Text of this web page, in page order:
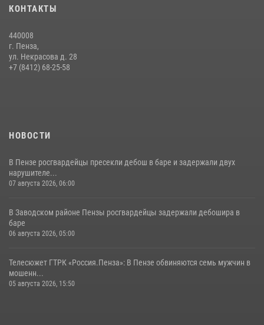
сборов «Гвардеец» с вооружением и техникой Росгвардии
Начальник Управления Росгвардии по Пензенской области Павел
Пучков посетил 55-й Всероссийский Лермонтовский праздник
КОНТАКТЫ
440008
г. Пенза,
ул. Некрасова д. 28
+7 (8412) 68-25-58
НОВОСТИ
В Пензе росгвардейцы пресекли дебош в баре и задержали двух
нарушителе...
07 августа 2026, 06:00
В Заводском районе Пензы росгвардейцы задержали дебошира в
баре
06 августа 2026, 05:00
Телесюжет ГТРК «Россия.Пенза»: В Пензе обвиняются семь мужчин в
мошенн...
05 августа 2026, 15:50